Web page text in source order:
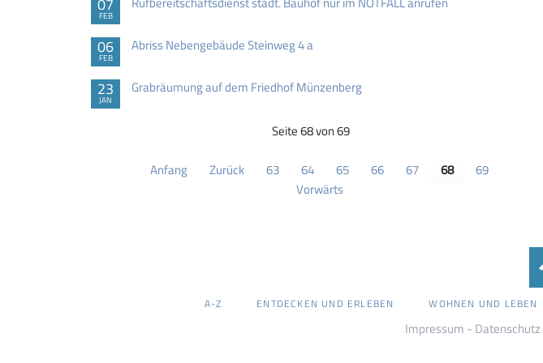
FEB
06
FEB
Abriss Nebengebäude Steinweg 4 a
23
JAN
Grabräumung auf dem Friedhof Münzenberg
Seite 68 von 69
Anfang Zurück 63 64 65 66 67 68
69
Vorwärts
ÜBERSPRINGEN
A-Z ENTDECKEN UND ERLEBEN WOHNEN UND LEBEN
Impressum - Datenschutz